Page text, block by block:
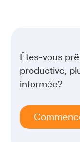
Êtes-vous
productive,
informée?